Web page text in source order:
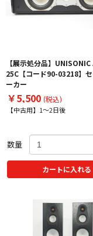
【展示処分品】
25C【コード90-03218】
ーカー
￥5,500 (税込)
【中古用】1～2日後
数量
カートに入れる